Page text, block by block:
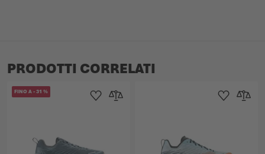
PRODOTTI CORRELATI
FINO A-31 %
Aggiungi alla Lista dei Desideri
Aggiungi al confronto Aggiungi alla